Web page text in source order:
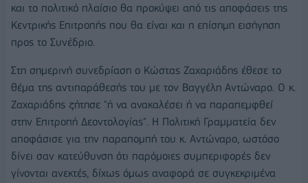
και το πολιτικό πλαίσιο θα προκύψει από τις αποφάσεις της
Κεντρικής Επιτροπής που θα είναι και η επίσημη εισήγηση
προς το Συνέδριο.
Στη σημερινή συνεδρίαση ο Κώστας Ζαχαριάδης έθεσε το
θέμα της αντιπαράθεσής του με τον Βαγγέλη Αντώναρο. Ο κ.
Ζαχαριάδης ζήτησε "ή να ανακαλέσει ή να παραπεμφθεί
στην Επιτροπή Δεοντολογίας". Η Πολιτική Γραμματεία δεν
αποφάσισε για την παραπομπή του κ. Αντώναρο, ωστόσο
δίνει σαν κατεύθυνση ότι παρόμοιες συμπεριφορές δεν
γίνονται ανεκτές, δίχως όμως αναφορά σε συγκεκριμένα